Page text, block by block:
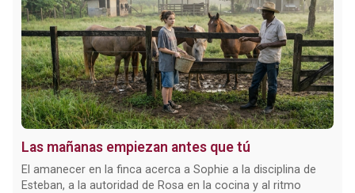
Las mañanas empiezan antes que tú
El amanecer en la finca acerca a Sophie a la disciplina de
Esteban, a la autoridad de Rosa en la cocina y al ritmo